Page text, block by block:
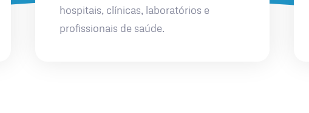
hospitais, clínicas, laboratórios e
profissionais de saúde.